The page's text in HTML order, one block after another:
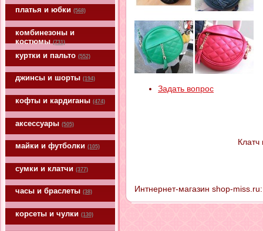
платья и юбки (568)
комбинезоны и
костюмы (731)
куртки и пальто (552)
джинсы и шорты (194)
кофты и кардиганы (474)
аксессуары (505)
майки и футболки (105)
сумки и клатчи (377)
часы и браслеты (38)
корсеты и чулки (130)
Задать вопрос
Клатч
Интнернет-магазин shop-